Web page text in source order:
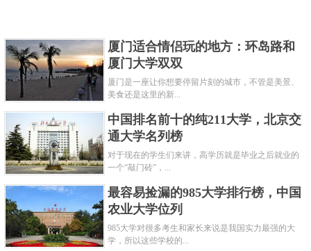
帕尼亚大区创办的意大利第一所国属大学，大学共设
有13个学院，拥有先进的教学设备和雄厚的师资力
量，在法学和文学等学科领域非常具有权威性。
关键字：大学 意大利
共3页: 上一页 1 2 3 下一页
厦门适合情侣玩的地方：环岛路和
厦门大学双双
厦门是一座让你想要停留片刻的城市，不管是美景、
美食还是这里的新...
中国排名前十的纯211大学，北京交
通大学名列榜
对于现在的学生们来讲，高学历就是毕业之后就业的
一个“敲门砖”，...
最容易捡漏的985大学排行榜，中国
农业大学位列
985大学对很多考生和家长来说是我国实力最强的大
学，所以这些学校的...